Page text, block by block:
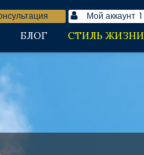
Мой аккаунт 1
БЛОГ СТИЛЬ ЖИЗНИ